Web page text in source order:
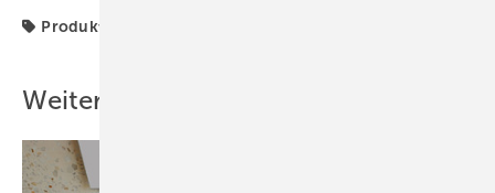
Produkte
Weitere Inhalte